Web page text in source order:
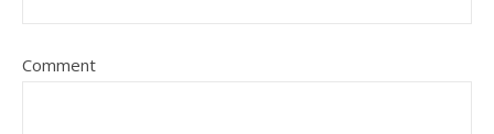
Comment